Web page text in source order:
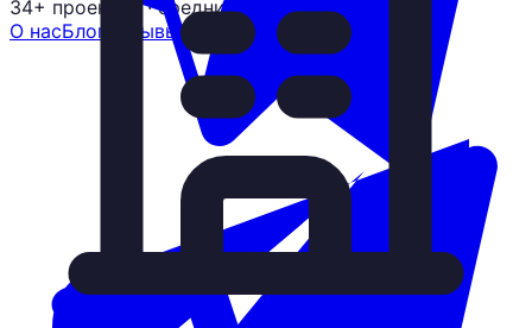
34+ проектов · средний рост x3
О насБлог Отзывы Вакансии Контакты